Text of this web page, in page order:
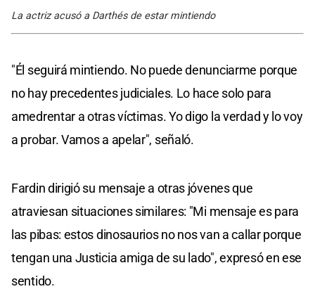
La actriz acusó a Darthés de estar mintiendo
"Él seguirá mintiendo. No puede denunciarme porque
no hay precedentes judiciales. Lo hace solo para
amedrentar a otras víctimas. Yo digo la verdad y lo voy
a probar. Vamos a apelar", señaló.
Fardin dirigió su mensaje a otras jóvenes que
atraviesan situaciones similares: "Mi mensaje es para
las pibas: estos dinosaurios no nos van a callar porque
tengan una Justicia amiga de su lado", expresó en ese
sentido.